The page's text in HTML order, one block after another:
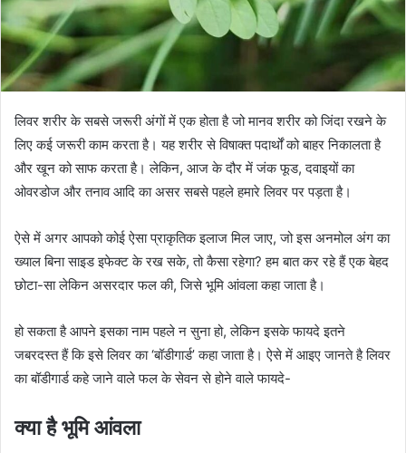
लिवर शरीर के सबसे जरूरी अंगों में एक होता है जो मानव शरीर को जिंदा रखने के
लिए कई जरूरी काम करता है। यह शरीर से विषाक्त पदार्थों को बाहर निकालता है
और खून को साफ करता है। लेकिन, आज के दौर में जंक फूड, दवाइयों का
ओवरडोज और तनाव आदि का असर सबसे पहले हमारे लिवर पर पड़ता है।
ऐसे में अगर आपको कोई ऐसा प्राकृतिक इलाज मिल जाए, जो इस अनमोल अंग का
ख्याल बिना साइड इफेक्ट के रख सके, तो कैसा रहेगा? हम बात कर रहे हैं एक बेहद
छोटा-सा लेकिन असरदार फल की, जिसे भूमि आंवला कहा जाता है।
हो सकता है आपने इसका नाम पहले न सुना हो, लेकिन इसके फायदे इतने
जबरदस्त हैं कि इसे लिवर का ‘बॉडीगार्ड’ कहा जाता है। ऐसे में आइए जानते है लिवर
का बॉडीगार्ड कहे जाने वाले फल के सेवन से होने वाले फायदे-
क्या है भूमि आंवला